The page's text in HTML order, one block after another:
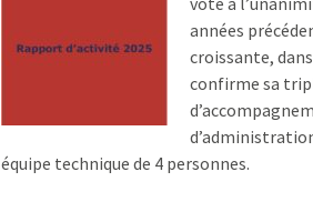
années
croissante,
confirme sa
équipe technique de 4 personnes.